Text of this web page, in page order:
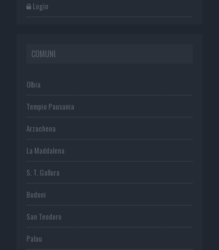
Login
COMUNI
Olbia
Tempio Pausania
Arzachena
La Maddalena
S. T. Gallura
Budoni
San Teodoro
Palau